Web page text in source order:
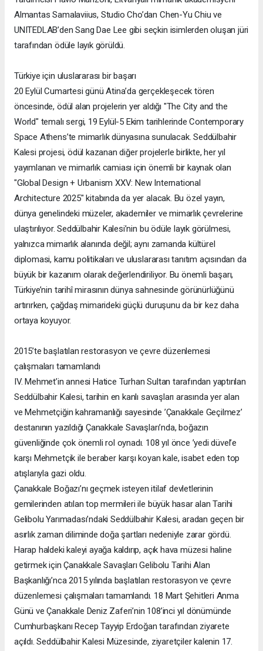
Almantas Samalaviius, Studio Cho’dan Chen-Yu Chiu ve
UNITEDLAB’den Sang Dae Lee gibi seçkin isimlerden oluşan jüri
tarafından ödüle layık görüldü.
Türkiye için uluslararası bir başarı
20 Eylül Cumartesi günü Atina’da gerçekleşecek tören
öncesinde, ödül alan projelerin yer aldığı "The City and the
World" temalı sergi, 19 Eylül-5 Ekim tarihlerinde Contemporary
Space Athens’te mimarlık dünyasına sunulacak. Seddülbahir
Kalesi projesi, ödül kazanan diğer projelerle birlikte, her yıl
yayımlanan ve mimarlık camiası için önemli bir kaynak olan
"Global Design + Urbanism XXV: New International
Architecture 2025" kitabında da yer alacak. Bu özel yayın,
dünya genelindeki müzeler, akademiler ve mimarlık çevrelerine
ulaştırılıyor. Seddülbahir Kalesi’nin bu ödüle layık görülmesi,
yalnızca mimarlık alanında değil; aynı zamanda kültürel
diplomasi, kamu politikaları ve uluslararası tanıtım açısından da
büyük bir kazanım olarak değerlendiriliyor. Bu önemli başarı,
Türkiye’nin tarihî mirasının dünya sahnesinde görünürlüğünü
artırırken, çağdaş mimarideki güçlü duruşunu da bir kez daha
ortaya koyuyor.
2015’te başlatılan restorasyon ve çevre düzenlemesi
çalışmaları tamamlandı
IV. Mehmet’in annesi Hatice Turhan Sultan tarafından yaptırılan
Seddülbahir Kalesi, tarihin en kanlı savaşları arasında yer alan
ve Mehmetçiğin kahramanlığı sayesinde ’Çanakkale Geçilmez’
destanının yazıldığı Çanakkale Savaşları’nda, boğazın
güvenliğinde çok önemli rol oynadı. 108 yıl önce ’yedi düvel’e
karşı Mehmetçik ile beraber karşı koyan kale, isabet eden top
atışlarıyla gazi oldu.
Çanakkale Boğazı’nı geçmek isteyen itilaf devletlerinin
gemilerinden atılan top mermileri ile büyük hasar alan Tarihi
Gelibolu Yarımadası’ndaki Seddülbahir Kalesi, aradan geçen bir
asırlık zaman diliminde doğa şartları nedeniyle zarar gördü.
Harap haldeki kaleyi ayağa kaldırıp, açık hava müzesi haline
getirmek için Çanakkale Savaşları Gelibolu Tarihi Alan
Başkanlığı’nca 2015 yılında başlatılan restorasyon ve çevre
düzenlemesi çalışmaları tamamlandı. 18 Mart Şehitleri Anma
Günü ve Çanakkale Deniz Zaferi’nin 108’inci yıl dönümünde
Cumhurbaşkanı Recep Tayyip Erdoğan tarafından ziyarete
açıldı. Seddülbahir Kalesi Müzesinde, ziyaretçiler kalenin 17.